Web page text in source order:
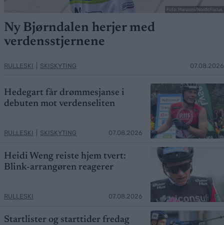
Foto: Manzoni/NordicFocus
Ny Bjørndalen herjer med
verdensstjernene
RULLESKI SKISKYTING 07.08.2026
Hedegart får drømmesjanse i
debuten mot verdenseliten
RULLESKI SKISKYTING 07.08.2026
Heidi Weng reiste hjem tvert:
Blink-arrangøren reagerer
RULLESKI 07.08.2026
Startlister og starttider fredag